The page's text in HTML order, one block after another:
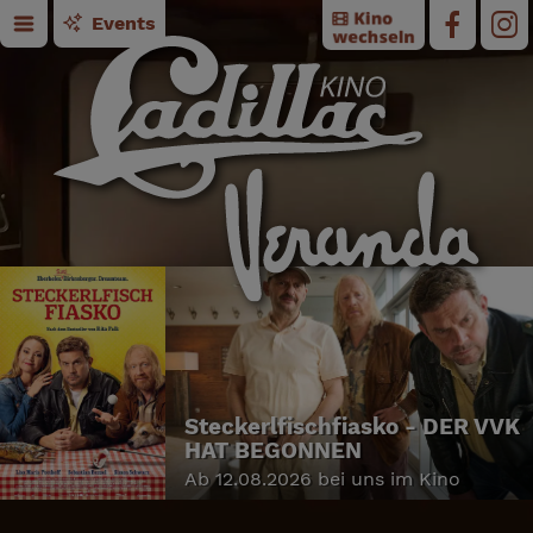
Events
Steckerlfischfiasko - DER VVK
HAT BEGONNEN
Ab 12.08.2026 bei uns im Kino